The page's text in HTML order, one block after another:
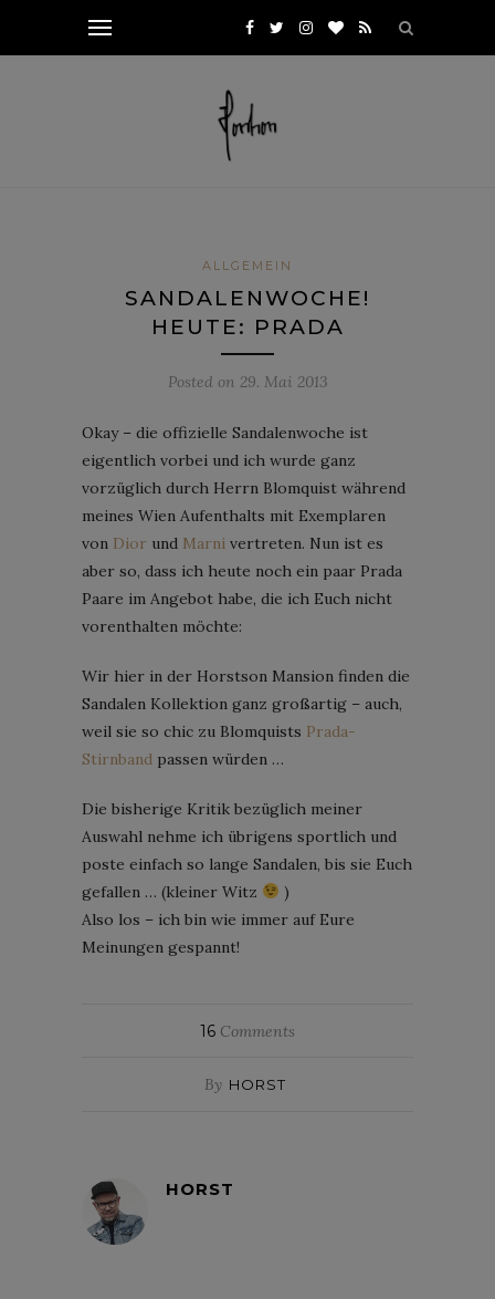
ALLGEMEIN
SANDALENWOCHE!
HEUTE: PRADA
Posted on 29. Mai 2013
Okay – die offizielle Sandalenwoche ist
eigentlich vorbei und ich wurde ganz
vorzüglich durch Herrn Blomquist während
meines Wien Aufenthalts mit Exemplaren
von Dior und Marni vertreten. Nun ist es
aber so, dass ich heute noch ein paar Prada
Paare im Angebot habe, die ich Euch nicht
vorenthalten möchte:
Wir hier in der Horstson Mansion finden die
Sandalen Kollektion ganz großartig – auch,
weil sie so chic zu Blomquists Prada-
Stirnband passen würden …
Die bisherige Kritik bezüglich meiner
Auswahl nehme ich übrigens sportlich und
poste einfach so lange Sandalen, bis sie Euch
gefallen … (kleiner Witz
)
Also los – ich bin wie immer auf Eure
Meinungen gespannt!
16 Comments
By HORST
HORST